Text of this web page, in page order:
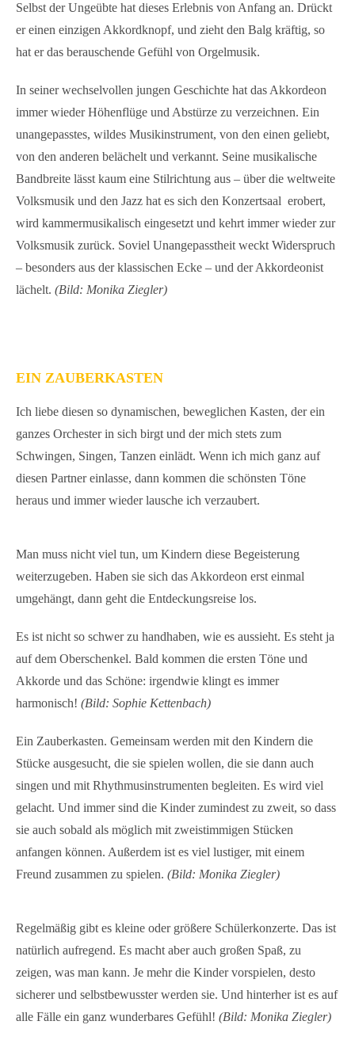
Selbst der Ungeübte hat dieses Erlebnis von Anfang an. Drückt
er einen einzigen Akkordknopf, und zieht den Balg kräftig, so
hat er das berauschende Gefühl von Orgelmusik.
In seiner wechselvollen jungen Geschichte hat das Akkordeon
immer wieder Höhenflüge und Abstürze zu verzeichnen. Ein
unangepasstes, wildes Musikinstrument, von den einen geliebt,
von den anderen belächelt und verkannt. Seine musikalische
Bandbreite lässt kaum eine Stilrichtung aus – über die weltweite
Volksmusik und den Jazz hat es sich den Konzertsaal erobert,
wird kammermusikalisch eingesetzt und kehrt immer wieder zur
Volksmusik zurück. Soviel Unangepasstheit weckt Widerspruch
– besonders aus der klassischen Ecke – und der Akkordeonist
lächelt. (Bild: Monika Ziegler)
EIN ZAUBERKASTEN
Ich liebe diesen so dynamischen, beweglichen Kasten, der ein
ganzes Orchester in sich birgt und der mich stets zum
Schwingen, Singen, Tanzen einlädt. Wenn ich mich ganz auf
diesen Partner einlasse, dann kommen die schönsten Töne
heraus und immer wieder lausche ich verzaubert.
Man muss nicht viel tun, um Kindern diese Begeisterung
weiterzugeben. Haben sie sich das Akkordeon erst einmal
umgehängt, dann geht die Entdeckungsreise los.
Es ist nicht so schwer zu handhaben, wie es aussieht. Es steht ja
auf dem Oberschenkel. Bald kommen die ersten Töne und
Akkorde und das Schöne: irgendwie klingt es immer
harmonisch! (Bild: Sophie Kettenbach)
Ein Zauberkasten. Gemeinsam werden mit den Kindern die
Stücke ausgesucht, die sie spielen wollen, die sie dann auch
singen und mit Rhythmusinstrumenten begleiten. Es wird viel
gelacht. Und immer sind die Kinder zumindest zu zweit, so dass
sie auch sobald als möglich mit zweistimmigen Stücken
anfangen können. Außerdem ist es viel lustiger, mit einem
Freund zusammen zu spielen. (Bild: Monika Ziegler)
Regelmäßig gibt es kleine oder größere Schülerkonzerte. Das ist
natürlich aufregend. Es macht aber auch großen Spaß, zu
zeigen, was man kann. Je mehr die Kinder vorspielen, desto
sicherer und selbstbewusster werden sie. Und hinterher ist es auf
alle Fälle ein ganz wunderbares Gefühl! (Bild: Monika Ziegler)